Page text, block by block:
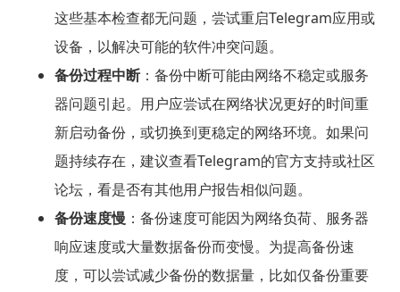
这些基本检查都无问题，尝试重启Telegram应用或
设备，以解决可能的软件冲突问题。
备份过程中断：备份中断可能由网络不稳定或服务
器问题引起。用户应尝试在网络状况更好的时间重
新启动备份，或切换到更稳定的网络环境。如果问
题持续存在，建议查看Telegram的官方支持或社区
论坛，看是否有其他用户报告相似问题。
备份速度慢 ：备份速度可能因为网络负荷、服务器
响应速度或大量数据备份而变慢。为提高备份速
度，可以尝试减少备份的数据量，比如仅备份重要